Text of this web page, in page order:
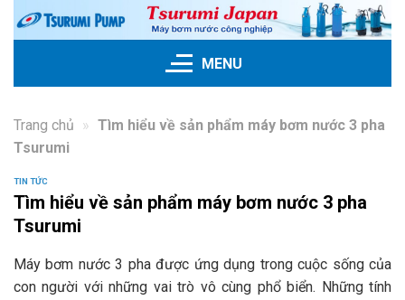
Skip
MENU
Trang chủ » Tìm hiểu về sản phẩm máy bơm nước 3 pha
Tsurumi
TIN TỨC
Tìm hiểu về sản phẩm máy bơm nước 3 pha
Tsurumi
Máy bơm nước 3 pha được ứng dụng trong cuộc sống của
con người với những vai trò vô cùng phổ biển. Những tính